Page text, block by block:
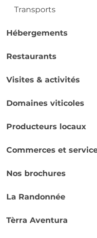
Transports
Hébergements
Restaurants
Visites & activités
Domaines viticoles
Producteurs locaux
Commerces et
Nos brochures
La Randonnée
Tèrra Aventura
?